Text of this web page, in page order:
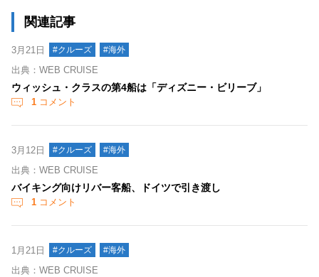
関連記事
3月21日 #クルーズ #海外
出典：WEB CRUISE
ウィッシュ・クラスの第4船は「ディズニー・ビリーブ」
1 コメント
3月12日 #クルーズ #海外
出典：WEB CRUISE
バイキング向けリバー客船、ドイツで引き渡し
1 コメント
1月21日 #クルーズ #海外
出典：WEB CRUISE